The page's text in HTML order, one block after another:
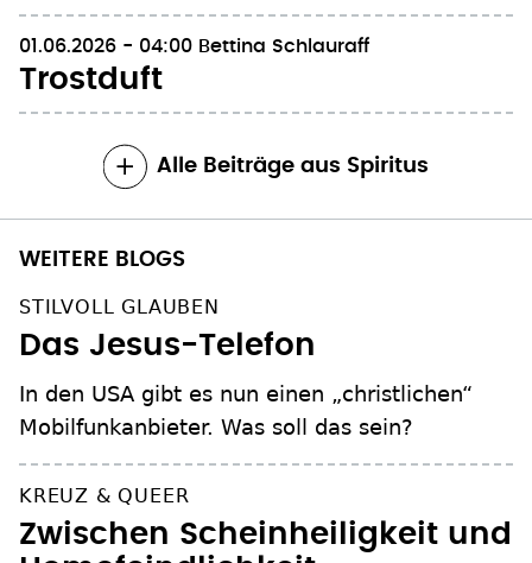
01.06.2026 - 04:00 Bettina Schlauraff
Trostduft
Alle Beiträge aus Spiritus
WEITERE BLOGS
STILVOLL GLAUBEN
Das Jesus-Telefon
In den USA gibt es nun einen „christlichen“
Mobilfunkanbieter. Was soll das sein?
KREUZ & QUEER
Zwischen Scheinheiligkeit und